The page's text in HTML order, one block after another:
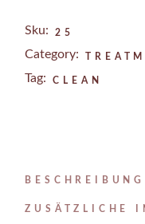
Sku: 25
Category:
Tag: CLEAN
BESCHREIBUNG
ZUSÄTZLICHE